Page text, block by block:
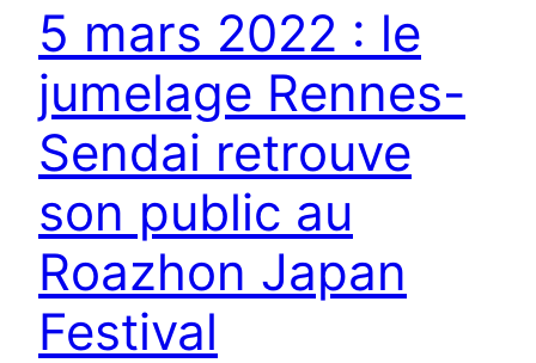
5 mars 2022 : le
jumelage Rennes-
Sendai retrouve
son public au
Roazhon Japan
Festival